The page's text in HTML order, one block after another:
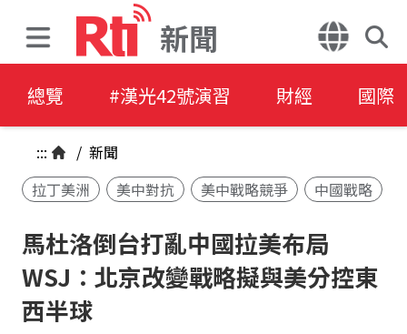
新聞
總覽 #漢光42號演習 財經 國際
::: / 新聞
拉丁美洲
美中對抗 美中戰略競爭 中國戰略
馬杜洛倒台打亂中國拉美布局
WSJ：北京改變戰略擬與美分控東
西半球